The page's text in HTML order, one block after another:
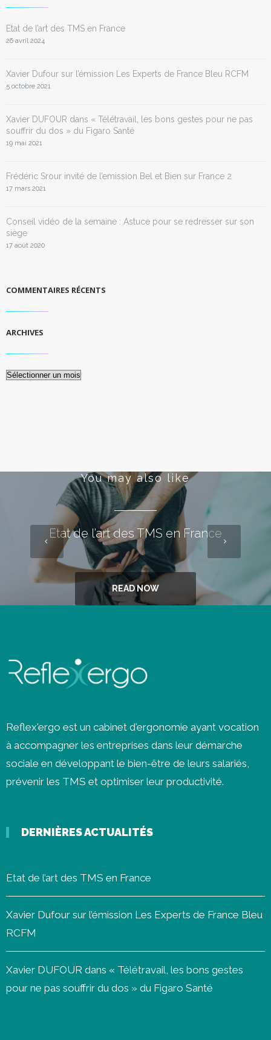
Etat de l’art des TMS en France
26 avril 2024
Xavier Dufour sur l’émission Les Experts de France Bleu RCFM
5 octobre 2021
Xavier DUFOUR dans « Télétravail, les bons gestes pour ne pas
souffrir du dos » du Figaro Santé
19 mai 2021
Frédéric Srour invité de l’emission Bel et Bien sur France 2
17 mars 2021
Conseil vidéo de la semaine : Astuce pour se redresser sur son
siège
17 août 2020
COMMENTAIRES RÉCENTS
ARCHIVES
Archives
You may also like
Etat de l’art des TMS en France
READ NOW
Reflex'ergo est un cabinet d'ergonomie ayant vocation
à accompagner les entreprises dans leur démarche
sociale en développant le bien-être de leurs salariés,
prévenir les TMS et optimiser leur productivité.
DERNIÈRES ACTUALITÉS
Etat de l’art des TMS en France
Xavier Dufour sur l’émission Les Experts de France Bleu
RCFM
Xavier DUFOUR dans « Télétravail, les bons gestes
pour ne pas souffrir du dos » du Figaro Santé